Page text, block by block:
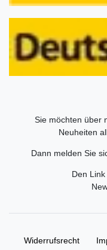
Sie möchten über
Neuheiten
Dann melden Sie
Den
Widerrufs­recht